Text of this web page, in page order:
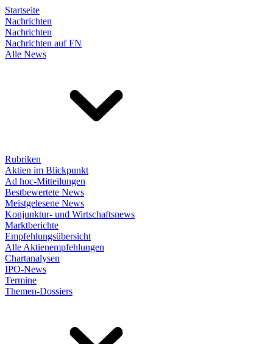
Startseite
Nachrichten
Nachrichten
Nachrichten auf FN
Alle News
Rubriken
Aktien im Blickpunkt
Ad hoc-Mitteilungen
Bestbewertete News
Meistgelesene News
Konjunktur- und Wirtschaftsnews
Marktberichte
Empfehlungsübersicht
Alle Aktienempfehlungen
Chartanalysen
IPO-News
Termine
Themen-Dossiers